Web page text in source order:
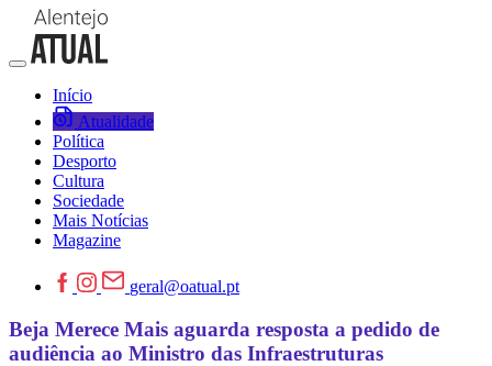
Início
Atualidade
Política
Desporto
Cultura
Sociedade
Mais Notícias
Magazine
geral@oatual.pt
Beja Merece Mais aguarda resposta a pedido de
audiência ao Ministro das Infraestruturas